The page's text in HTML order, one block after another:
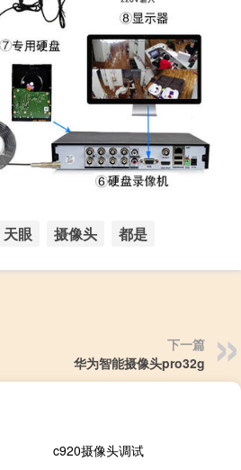
天眼 摄像头 都是
下一篇
华为智能摄像头pro32g
c920摄像头调试